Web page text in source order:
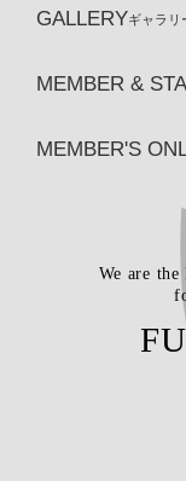
GALLERYギャラリ
MEMBER &
MEMBER'S
We are